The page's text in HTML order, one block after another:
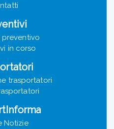
preventivo
in corso
trasportatori
Notizie